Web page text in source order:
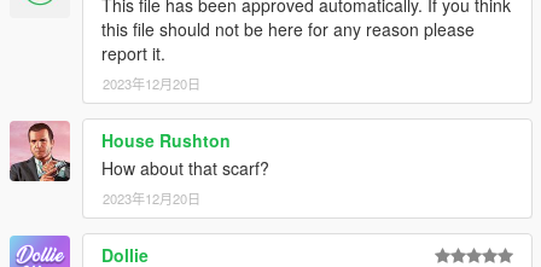
this file should not be here for any reason please
report it.
2023年12月20日
House Rushton
How about that scarf?
2023年12月20日
Dollie